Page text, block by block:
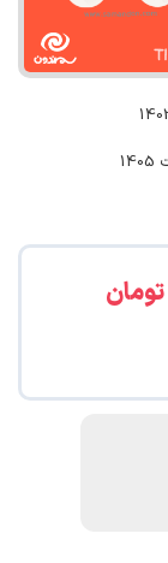
تومان